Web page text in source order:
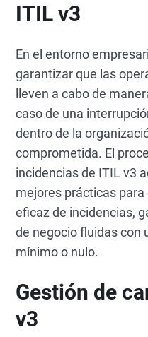
ITIL v3
En el entorno
garantizar que las
lleven a cabo de
caso de una
dentro de la
comprometida. El
incidencias de ITIL v3
mejores prácticas
eficaz de incidencias,
de negocio fluidas con
mínimo o nulo.
Gestión de
v3